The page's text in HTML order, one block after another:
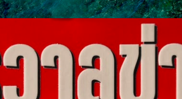
ข้ามไปที่เนื้อหาหลัก